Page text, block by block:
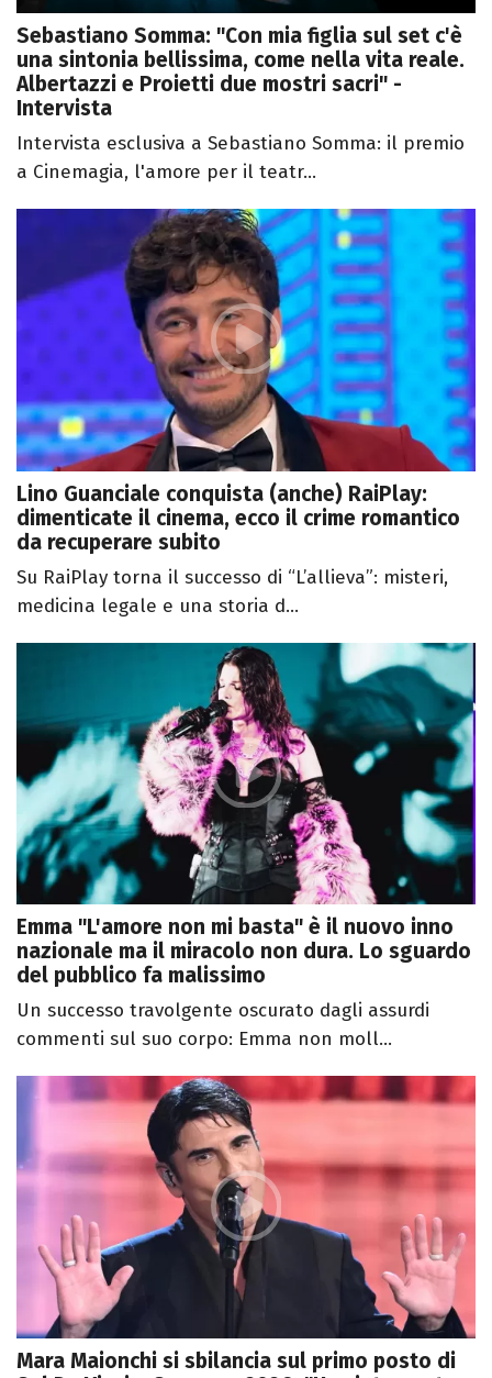
Sebastiano Somma: "Con mia figlia sul set c'è
una sintonia bellissima, come nella vita reale.
Albertazzi e Proietti due mostri sacri" -
Intervista
Intervista esclusiva a Sebastiano Somma: il premio
a Cinemagia, l'amore per il teatr...
Lino Guanciale conquista (anche) RaiPlay:
dimenticate il cinema, ecco il crime romantico
da recuperare subito
Su RaiPlay torna il successo di “L’allieva”: misteri,
medicina legale e una storia d...
Emma "L'amore non mi basta" è il nuovo inno
nazionale ma il miracolo non dura. Lo sguardo
del pubblico fa malissimo
Un successo travolgente oscurato dagli assurdi
commenti sul suo corpo: Emma non moll...
Mara Maionchi si sbilancia sul primo posto di